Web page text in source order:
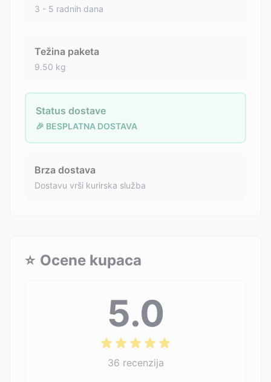
3 - 5 radnih dana
Težina paketa
9.50 kg
Status dostave
🎉 BESPLATNA DOSTAVA
Brza dostava
Dostavu vrši kurirska služba
⭐ Ocene kupaca
5.0
36 recenzija